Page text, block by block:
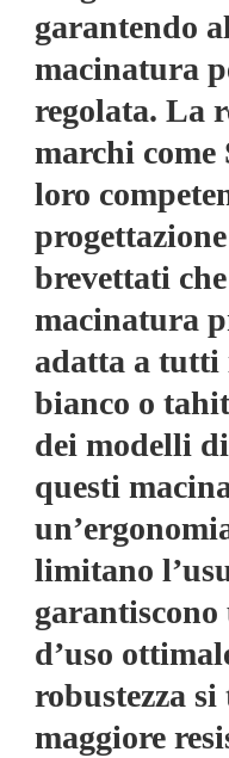
garantendo
macinatura
regolata. La
marchi come
loro
brevettati
macinatura
adatta a tutti
bianco o
dei modelli
questi
limitano
garantiscono
d’uso
robustezza
maggiore